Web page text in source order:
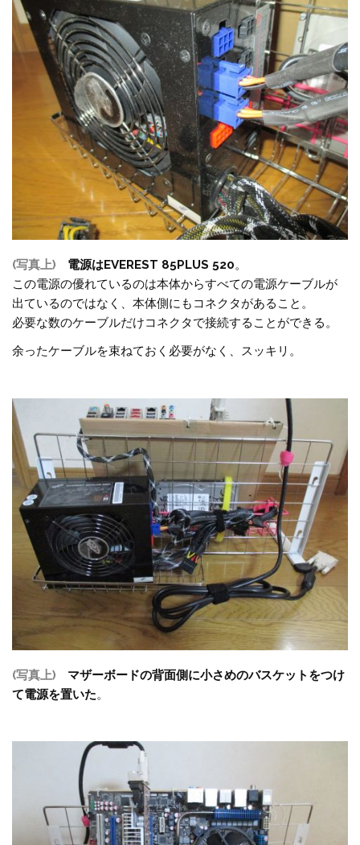
(写真上) 電源はEVEREST 85PLUS 520。
この電源の優れているのは本体からすべての電源ケーブルが
出ているのではなく、本体側にもコネクタがあること。
必要な数のケーブルだけコネクタで接続することができる。
余ったケーブルを束ねておく必要がなく、スッキリ。
(写真上)
マザーボードの背面側に小さめのバスケットをつけ
て電源を置いた。